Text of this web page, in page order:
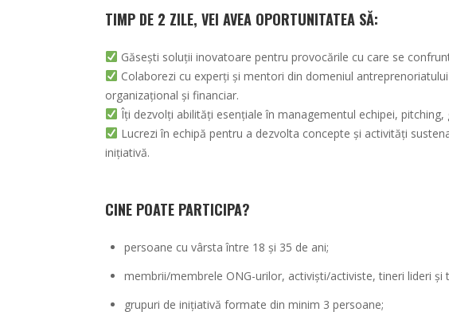
TIMP DE 2 ZILE, VEI AVEA OPORTUNITATEA SĂ:
Găsești soluții inovatoare pentru provocările cu care se
Colaborezi cu experți și mentori din domeniul
organizațional și financiar.
Îți dezvolți abilități esențiale în managementul echipei,
Lucrezi în echipă pentru a dezvolta concepte și activități
inițiativă.
CINE POATE PARTICIPA?
persoane cu vârsta între 18 și 35 de ani;
membrii/membrele ONG-urilor, activiști/activiste, tineri lideri și
grupuri de inițiativă formate din minim 3 persoane;